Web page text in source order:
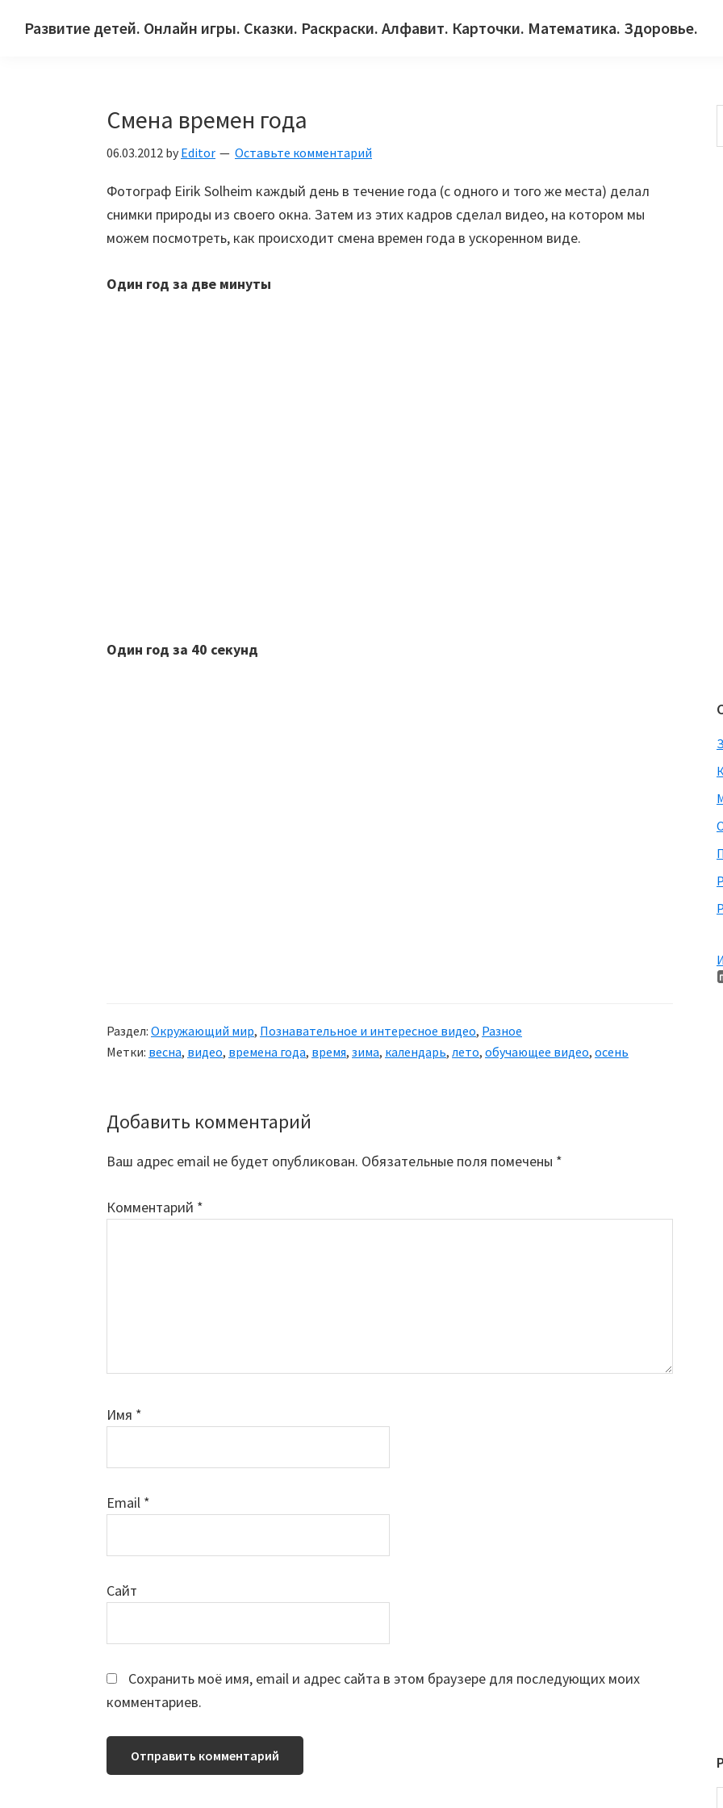
Развитие детей. Онлайн игры. Сказки. Раскраски. Алфавит. Карточки. Математика. Здоровье.
Смена времен года
06.03.2012 by Editor Оставьте комментарий
Фотограф Eirik Solheim каждый день в течение года (с одного и того же места) делал
снимки природы из своего окна. Затем из этих кадров сделал видео, на котором мы
можем посмотреть, как происходит смена времен года в ускоренном виде.
Один год за две минуты
Один год за 40 секунд
Раздел: Окружающий мир, Познавательное и интересное видео, Разное
Метки: весна, видео, времена года, время, зима, календарь, лето, обучающее видео, осень
Reader
Interactions
Добавить комментарий
Ваш адрес email не будет опубликован. Обязательные поля помечены *
Комментарий *
Имя *
Email *
Сайт
Сохранить моё имя, email и адрес сайта в этом браузере для последующих моих
комментариев.